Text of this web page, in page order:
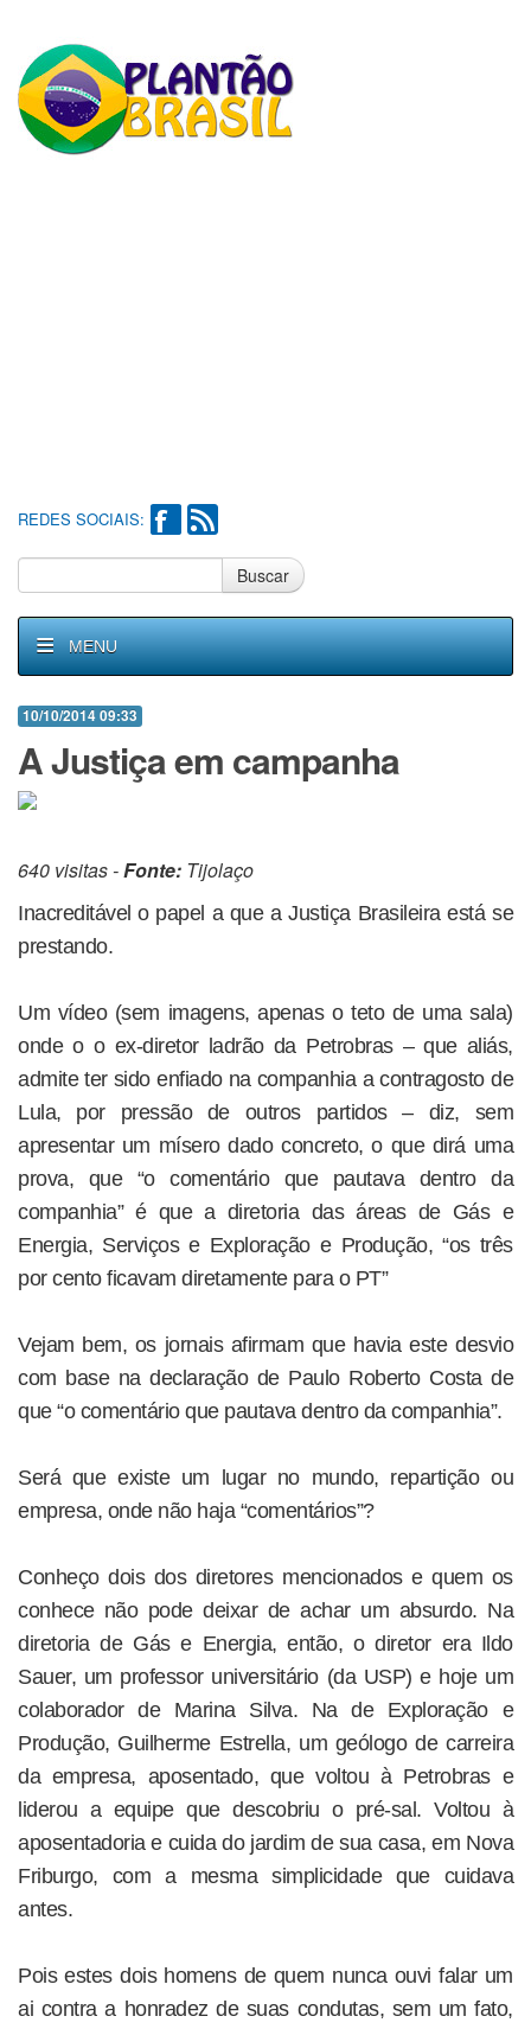
REDES SOCIAIS:
Buscar
MENU
10/10/2014 09:33
A Justiça em campanha
640 visitas -Fonte: Tijolaço
Inacreditável o papel a que a Justiça Brasileira está se
prestando.
Um vídeo (sem imagens, apenas o teto de uma sala)
onde o o ex-diretor ladrão da Petrobras – que aliás,
admite ter sido enfiado na companhia a contragosto de
Lula, por pressão de outros partidos – diz, sem
apresentar um mísero dado concreto, o que dirá uma
prova, que “o comentário que pautava dentro da
companhia” é que a diretoria das áreas de Gás e
Energia, Serviços e Exploração e Produção, “os três
por cento ficavam diretamente para o PT”
Vejam bem, os jornais afirmam que havia este desvio
com base na declaração de Paulo Roberto Costa de
que “o comentário que pautava dentro da companhia”.
Será que existe um lugar no mundo, repartição ou
empresa, onde não haja “comentários”?
Conheço dois dos diretores mencionados e quem os
conhece não pode deixar de achar um absurdo. Na
diretoria de Gás e Energia, então, o diretor era Ildo
Sauer, um professor universitário (da USP) e hoje um
colaborador de Marina Silva. Na de Exploração e
Produção, Guilherme Estrella, um geólogo de carreira
da empresa, aposentado, que voltou à Petrobras e
liderou a equipe que descobriu o pré-sal. Voltou à
aposentadoria e cuida do jardim de sua casa, em Nova
Friburgo, com a mesma simplicidade que cuidava
antes.
Pois estes dois homens de quem nunca ouvi falar um
ai contra a honradez de suas condutas, sem um fato,